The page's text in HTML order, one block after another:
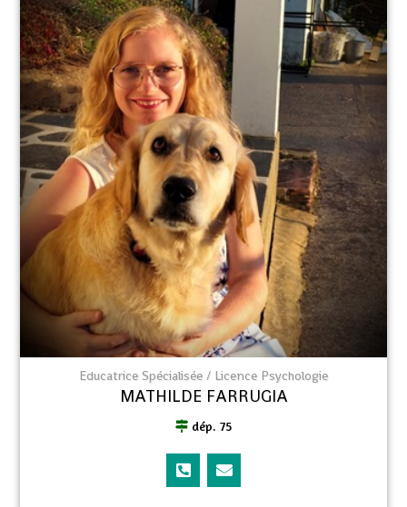
Educatrice Spécialisée / Licence Psychologie
MATHILDE FARRUGIA
dép. 75